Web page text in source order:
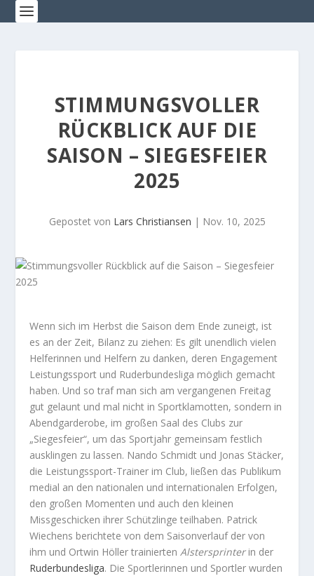
STIMMUNGSVOLLER
RÜCKBLICK AUF DIE
SAISON – SIEGESFEIER
2025
Gepostet von Lars Christiansen | Nov. 10, 2025
Wenn sich im Herbst die Saison dem Ende zuneigt, ist
es an der Zeit, Bilanz zu ziehen: Es gilt unendlich vielen
Helferinnen und Helfern zu danken, deren Engagement
Leistungssport und Ruderbundesliga möglich gemacht
haben. Und so traf man sich am vergangenen Freitag
gut gelaunt und mal nicht in Sportklamotten, sondern in
Abendgarderobe, im großen Saal des Clubs zur
„Siegesfeier“, um das Sportjahr gemeinsam festlich
ausklingen zu lassen. Nando Schmidt und Jonas Stäcker,
die Leistungssport-Trainer im Club, ließen das Publikum
medial an den nationalen und internationalen Erfolgen,
den großen Momenten und auch den kleinen
Missgeschicken ihrer Schützlinge teilhaben. Patrick
Wiechens berichtete von dem Saisonverlauf der von
ihm und Ortwin Höller trainierten Alstersprinterin der
Ruderbundesliga. Die Sportlerinnen und Sportler wurden